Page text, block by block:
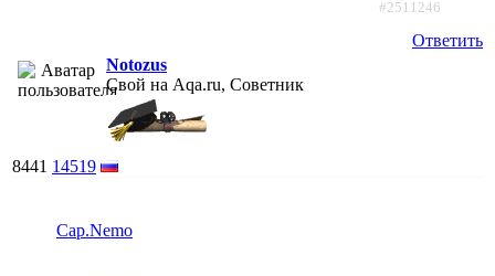
#2511246
Ответить
Notozus
Свой на Aqa.ru, Советник
8441 14519
Cap.Nemo